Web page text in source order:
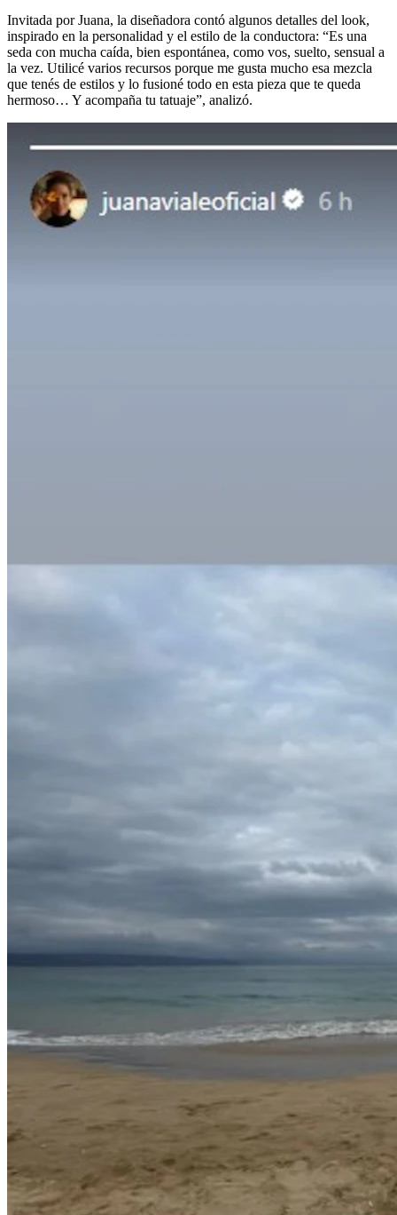
Invitada por Juana, la diseñadora contó algunos detalles del look,
inspirado en la personalidad y el estilo de la conductora: “Es una
seda con mucha caída, bien espontánea, como vos, suelto, sensual a
la vez. Utilicé varios recursos porque me gusta mucho esa mezcla
que tenés de estilos y lo fusioné todo en esta pieza que te queda
hermoso… Y acompaña tu tatuaje”, analizó.